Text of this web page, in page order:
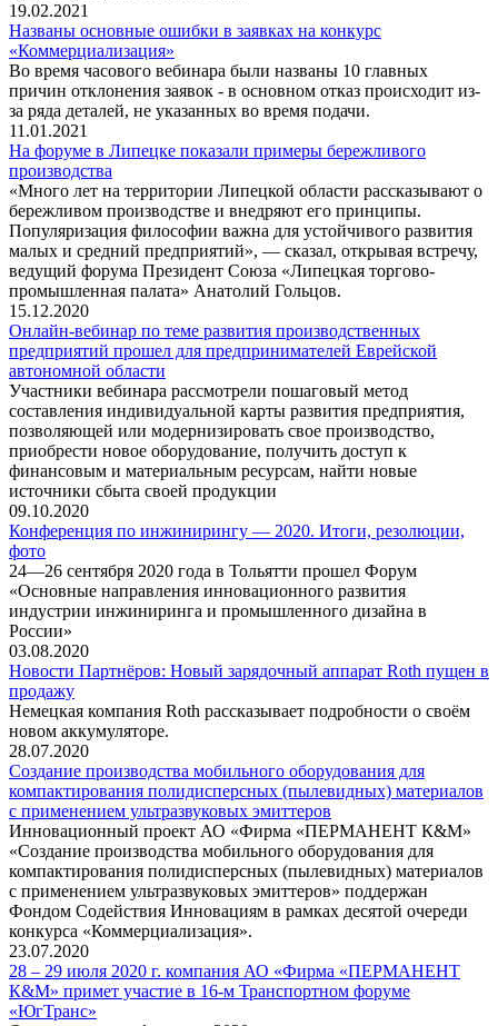
19.02.2021
Названы основные ошибки в заявках на конкурс
«Коммерциализация»
Во время часового вебинара были названы 10 главных
причин отклонения заявок - в основном отказ происходит из-
за ряда деталей, не указанных во время подачи.
11.01.2021
На форуме в Липецке показали примеры бережливого
производства
«Много лет на территории Липецкой области рассказывают о
бережливом производстве и внедряют его принципы.
Популяризация философии важна для устойчивого развития
малых и средний предприятий», — сказал, открывая встречу,
ведущий форума Президент Союза «Липецкая торгово-
промышленная палата» Анатолий Гольцов.
15.12.2020
Онлайн-вебинар по теме развития производственных
предприятий прошел для предпринимателей Еврейской
автономной области
Участники вебинара рассмотрели пошаговый метод
составления индивидуальной карты развития предприятия,
позволяющей или модернизировать свое производство,
приобрести новое оборудование, получить доступ к
финансовым и материальным ресурсам, найти новые
источники сбыта своей продукции
09.10.2020
Конференция по инжинирингу — 2020. Итоги, резолюции,
фото
24—26 сентября 2020 года в Тольятти прошел Форум
«Основные направления инновационного развития
индустрии инжиниринга и промышленного дизайна в
России»
03.08.2020
Новости Партнёров: Новый зарядочный аппарат Roth пущен в
продажу
Немецкая компания Roth рассказывает подробности о своём
новом аккумуляторе.
28.07.2020
Создание производства мобильного оборудования для
компактирования полидисперсных (пылевидных) материалов
с применением ультразвуковых эмиттеров
Инновационный проект АО «Фирма «ПЕРМАНЕНТ К&М»
«Создание производства мобильного оборудования для
компактирования полидисперсных (пылевидных) материалов
с применением ультразвуковых эмиттеров» поддержан
Фондом Содействия Инновациям в рамках десятой очереди
конкурса «Коммерциализация».
23.07.2020
28 – 29 июля 2020 г. компания АО «Фирма «ПЕРМАНЕНТ
К&М» примет участие в 16-м Транспортном форуме
«ЮгТранс»